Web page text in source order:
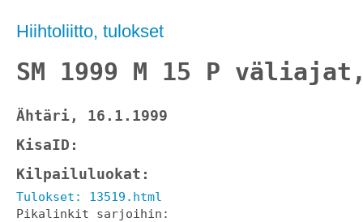
Hiihtoliitto, tulokset
SM 1999 M 15 P
Ähtäri, 16.1.1999
KisaID:
Kilpailuluokat:
Tulokset: 13519.html
Pikalinkit sarjoihin: